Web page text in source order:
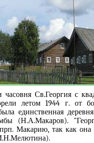
Св.Георгия с
летом 1944 г. от
единственная
(Н.А.Макаров).
Макарию, так как она